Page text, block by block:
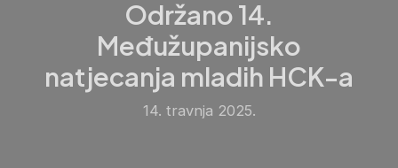
Održano 14.
Međužupanijsko
natjecanja mladih HCK-a
14. travnja 2025.